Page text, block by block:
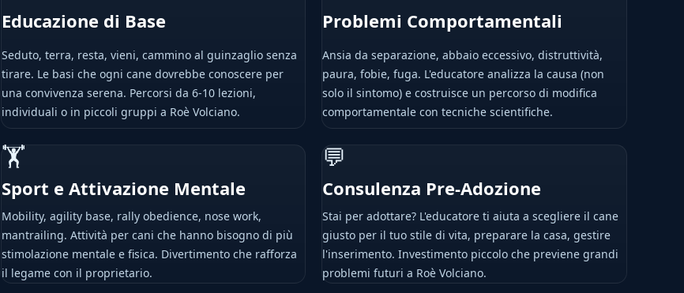
Educazione di Base
Seduto, terra, resta, vieni, cammino al guinzaglio senza
tirare. Le basi che ogni cane dovrebbe conoscere per
una convivenza serena. Percorsi da 6-10 lezioni,
individuali o in piccoli gruppi a Roè Volciano.
Problemi Comportamentali
Ansia da separazione, abbaio eccessivo, distruttività,
paura, fobie, fuga. L'educatore analizza la causa (non
solo il sintomo) e costruisce un percorso di modifica
comportamentale con tecniche scientifiche.
🏋
Sport e Attivazione Mentale
Mobility, agility base, rally obedience, nose work,
mantrailing. Attività per cani che hanno bisogno di più
stimolazione mentale e fisica. Divertimento che rafforza
il legame con il proprietario.
💬
Consulenza Pre-Adozione
Stai per adottare? L'educatore ti aiuta a scegliere il cane
giusto per il tuo stile di vita, preparare la casa, gestire
l'inserimento. Investimento piccolo che previene grandi
problemi futuri a Roè Volciano.